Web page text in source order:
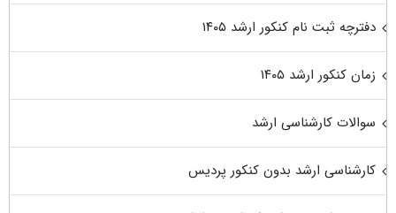
دفترچه ثبت نام کنکور ارشد ۱۴۰۵
زمان کنکور ارشد ۱۴۰۵
سوالات کارشناسی ارشد
کارشناسی ارشد بدون کنکور پردیس